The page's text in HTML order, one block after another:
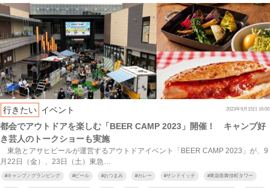
行きたい イベント 2023年9月15日 16:00
都会でアウトドアを楽しむ「BEER CAMP 2023」開催！ キャンプ好
き芸人のトークショーも実施
東急とアサヒビールが運営するアウトドアイベント「BEER CAMP 2023」が、9
月22日（金）、23日（土）東急…
#キャンプ／グランピング #ビール #おつまみ #カレー #サンドイッチ #東急歌舞伎町タワー